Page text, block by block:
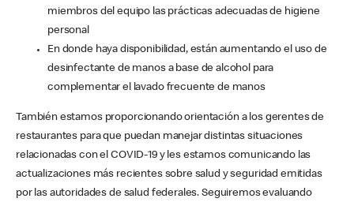
miembros del equipo las prácticas adecuadas de higiene
personal
En donde haya disponibilidad, están aumentando el uso de
desinfectante de manos a base de alcohol para
complementar el lavado frecuente de manos
También estamos proporcionando orientación a los gerentes de
restaurantes para que puedan manejar distintas situaciones
relacionadas con el COVID-19 y les estamos comunicando las
actualizaciones más recientes sobre salud y seguridad emitidas
por las autoridades de salud federales. Seguiremos evaluando